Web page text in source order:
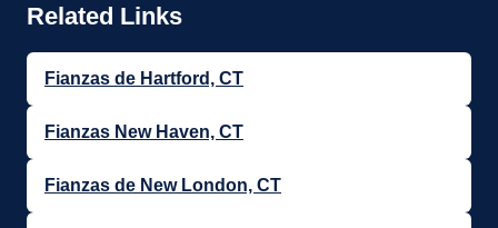
Fianzas de Hartford, CT
Fianzas New Haven, CT
Fianzas de New London, CT